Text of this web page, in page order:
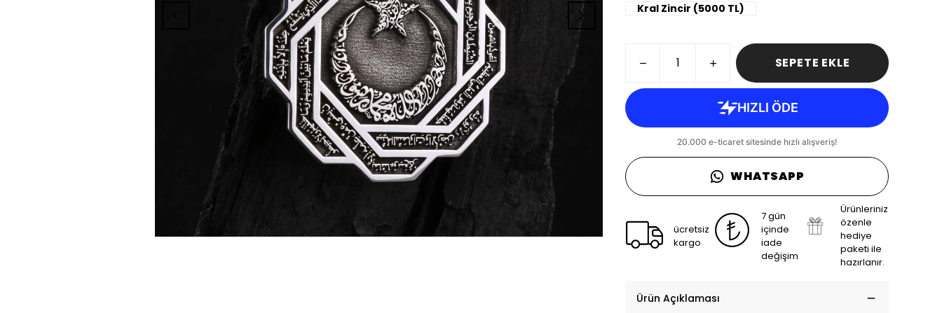
Kral Zincir (5000 TL)
SEPETE EKLE
WHATSAPP
ücretsiz
kargo
7 gün
içinde
iade
değişim
Ürünleriniz
özenle
hediye
paketi ile
hazırlanır.
Ürün Açıklaması